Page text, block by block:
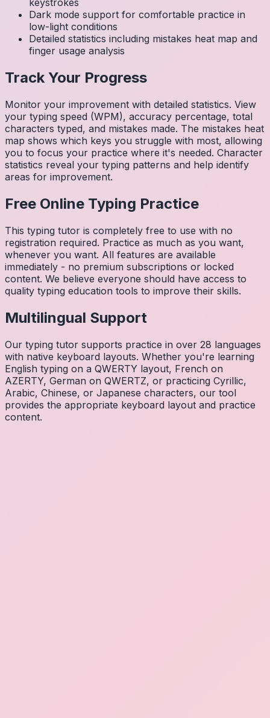
keystrokes
Dark mode support for comfortable practice in
low-light conditions
Detailed statistics including mistakes heat map and
finger usage analysis
Track Your Progress
Monitor your improvement with detailed statistics. View
your typing speed (WPM), accuracy percentage, total
characters typed, and mistakes made. The mistakes heat
map shows which keys you struggle with most, allowing
you to focus your practice where it's needed. Character
statistics reveal your typing patterns and help identify
areas for improvement.
Free Online Typing Practice
This typing tutor is completely free to use with no
registration required. Practice as much as you want,
whenever you want. All features are available
immediately - no premium subscriptions or locked
content. We believe everyone should have access to
quality typing education tools to improve their skills.
Multilingual Support
Our typing tutor supports practice in over 28 languages
with native keyboard layouts. Whether you're learning
English typing on a QWERTY layout, French on
AZERTY, German on QWERTZ, or practicing Cyrillic,
Arabic, Chinese, or Japanese characters, our tool
provides the appropriate keyboard layout and practice
content.